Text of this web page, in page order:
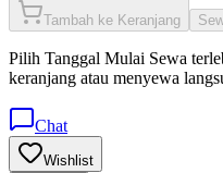
Tambah ke Keranjang
Pilih Tanggal Mulai Sewa
keranjang atau menyewa
Chat
Wishlist